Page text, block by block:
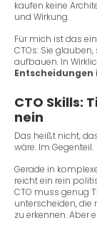
kaufen keine
und Wirkung.
Für mich ist das
CTOs: Sie
aufbauen. In
Entscheidungen
CTO Skills:
nein
Das heißt nicht,
wäre. Im Gegenteil.
Gerade in
reicht ein rein
CTO muss genug
unterscheiden, die
zu erkennen. Aber